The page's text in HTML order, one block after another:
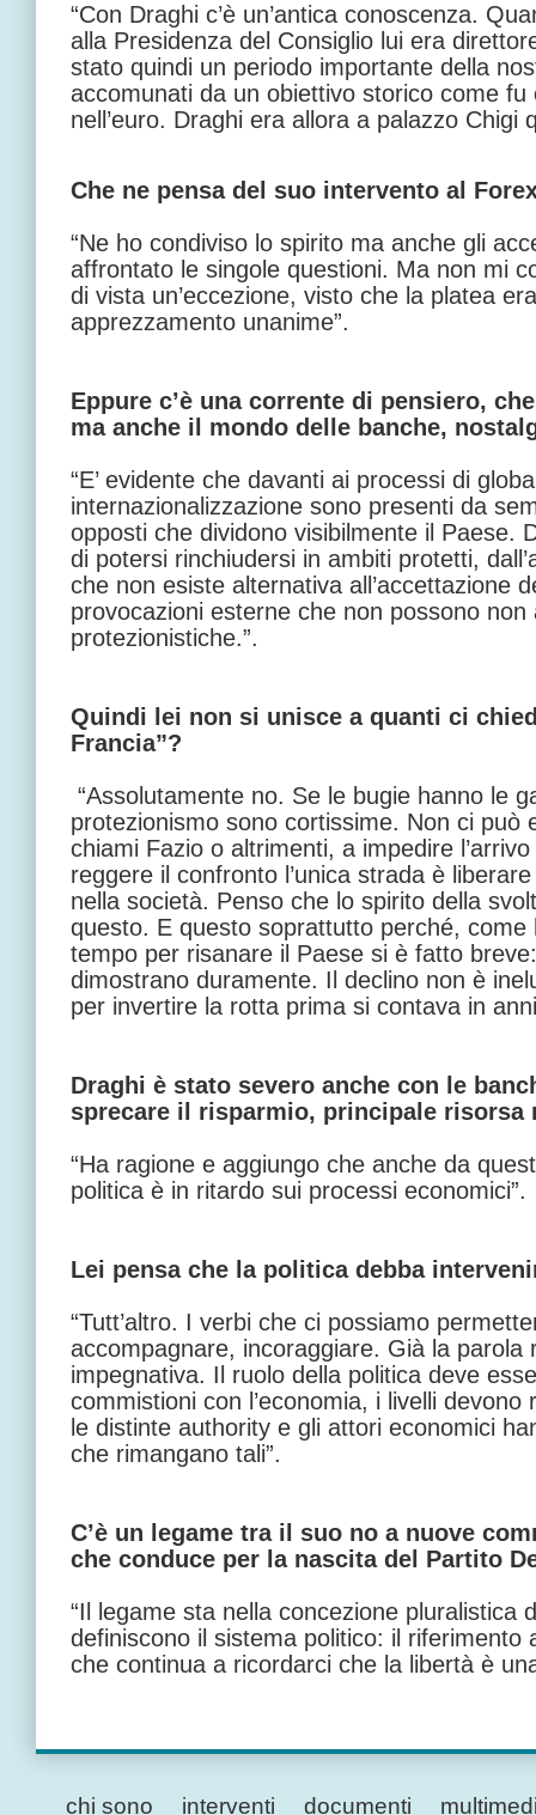
“Con Draghi c’è un’antica conoscenza.
alla Presidenza del Consiglio lui era
stato quindi un periodo importante della
accomunati da un obiettivo storico come fu
nell’euro. Draghi era allora a palazzo Chigi
Che ne pensa del suo intervento al
“Ne ho condiviso lo spirito ma anche gli
affrontato le singole questioni. Ma non mi
di vista un’eccezione, visto che la platea
apprezzamento unanime”.
Eppure c’è una corrente di pensiero,
ma anche il mondo delle banche,
“E’ evidente che davanti ai processi di
internazionalizzazione sono presenti da
opposti che dividono visibilmente il Paese.
di potersi rinchiudersi in ambiti protetti,
che non esiste alternativa all’accettazione
provocazioni esterne che non possono
protezionistiche.”.
Quindi lei non si unisce a quanti ci
Francia”?
“Assolutamente no. Se le bugie hanno le
protezionismo sono cortissime. Non ci può
chiami Fazio o altrimenti, a impedire
reggere il confronto l’unica strada è
nella società. Penso che lo spirito della
questo. E questo soprattutto perché,
tempo per risanare il Paese si è fatto
dimostrano duramente. Il declino non è
per invertire la rotta prima si contava in
Draghi è stato severo anche con le
sprecare il risparmio, principale risorsa
“Ha ragione e aggiungo che anche da
politica è in ritardo sui processi economici”.
Lei pensa che la politica debba
“Tutt’altro. I verbi che ci possiamo
accompagnare, incoraggiare. Già la parola
impegnativa. Il ruolo della politica deve
commistioni con l’economia, i livelli
le distinte authority e gli attori economici
che rimangano tali”.
C’è un legame tra il suo no a nuove
che conduce per la nascita del Partito
“Il legame sta nella concezione pluralistica
definiscono il sistema politico: il riferimento
che continua a ricordarci che la libertà è
chi sono interventi documenti